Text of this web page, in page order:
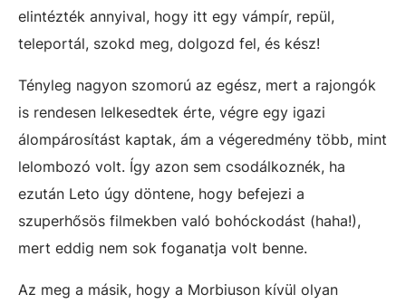
elintézték annyival, hogy itt egy vámpír, repül,
teleportál, szokd meg, dolgozd fel, és kész!
Tényleg nagyon szomorú az egész, mert a rajongók
is rendesen lelkesedtek érte, végre egy igazi
álompárosítást kaptak, ám a végeredmény több, mint
lelombozó volt. Így azon sem csodálkoznék, ha
ezután Leto úgy döntene, hogy befejezi a
szuperhősös filmekben való bohóckodást (haha!),
mert eddig nem sok foganatja volt benne.
Az meg a másik, hogy a Morbiuson kívül olyan